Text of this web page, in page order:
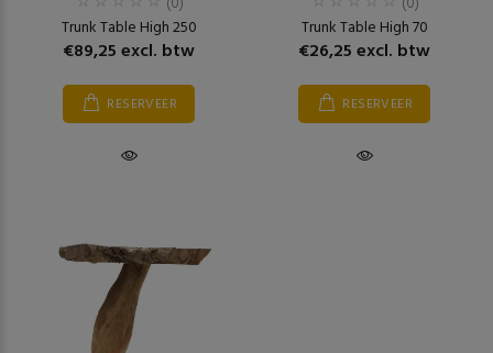
Trunk Table High 250
€89,25 excl. btw
RESERVEER
Trunk Table High 70
€26,25 excl. btw
RESERVEER